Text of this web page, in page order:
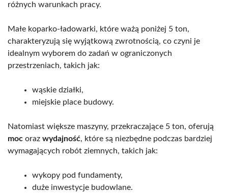
różnych warunkach pracy.
Małe koparko-ładowarki, które ważą poniżej 5 ton,
charakteryzują się wyjątkową zwrotnością, co czyni je
idealnym wyborem do zadań w ograniczonych
przestrzeniach, takich jak:
wąskie działki,
miejskie place budowy.
Natomiast większe maszyny, przekraczające 5 ton, oferują
moc oraz wydajność, które są niezbędne podczas bardziej
wymagających robót ziemnych, takich jak:
wykopy pod fundamenty,
duże inwestycje budowlane.